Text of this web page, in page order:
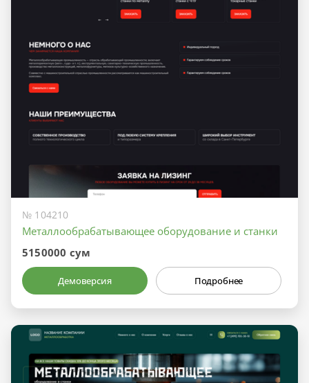
№ 104210
Металлообрабатывающее оборудование и станки
5150000 сум
Демоверсия Подробнее